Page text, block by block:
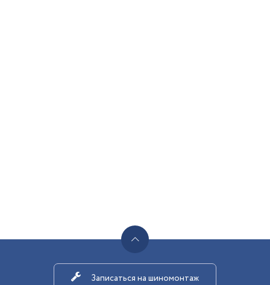
Записаться на шиномонтаж